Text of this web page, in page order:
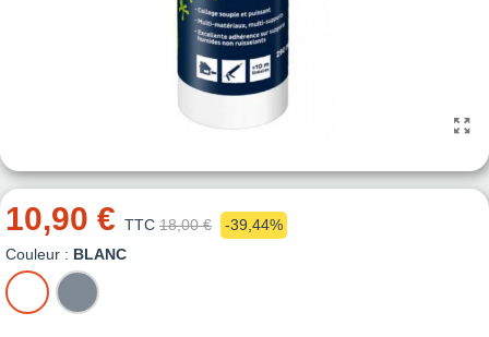
10,90 € TTC 18,00 €
-39,44%
Couleur : BLANC
BLANC GRIS